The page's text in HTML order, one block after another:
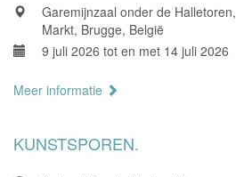
Garemijnzaal onder de Halletoren,
Markt, Brugge, België
9 juli 2026 tot en met 14 juli 2026
Meer informatie
KUNSTSPOREN.